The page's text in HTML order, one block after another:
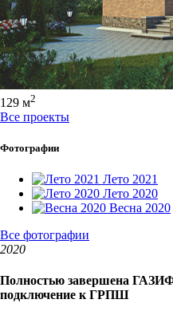
129 м2
Все проекты
Фотографии
Лето 2021
Лето 2020
Весна 2020
Все фотографии
2020
Полностью завершена
подключение к ГРПШ